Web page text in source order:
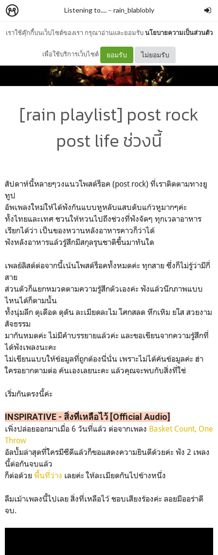
เราใช้คุ๊กกี้บนเว็บไซต์ของเรา กรุณาอ่านและยอมรับนโยบายความเป็นส่วนตัว
เพื่อใช้บริการเว็บไซต์ ยอมรับ ไม่ยอมรับ
Listening to....– rain_blablobly
[rain playlist] post rock
post life ช่วงนี้
สัปดาห์นี้หลายๆวงแนวโพสต์ร็อค (post rock) ที่เราติดตามทางยู
ทูป
อัพเพลงใหม่ให้ได้ฟังกันแบบหูหลับแสบดับแก้วหูมากๆค่ะ
ทั้งไทยและเทศ ชวนให้หวนไปถึงช่วงที่ฟังจัดๆ ทุกเวลาอาหาร
เรียกได้ว่า เป็นของหวานหลังอาหารคาวก็ว่าได้
ฟังหลังอาหารแล้วรู้สึกมีสกุลรุนชาติขึ้นมาทันใด
เพลย์ลิสต์ต่อจากนี้เน้นโพสต์ร็อคทั้งหมดค่ะ ทุกสาย ซึ่งก็ไม่รู้ว่ามีกี่
สาย
ส่วนตัวก็แยกหมวดตามความรู้สึกตัวเองค่ะ ฟังแล้วนึกภาพแบบ
ไหนได้ก็ตามนั้น
ทั้งนุ่มลึก ดุเดือด ดุดัน ละเมียดละไม โศกสลด หึกเหิม ยโส สวยงาม
สัจธรรม
มากันหมดค่ะ ไม่มีคำบรรยายแล้วค่ะ และขอเขียนจากความรู้สึกที่
ได้ฟังเพลงนะคะ
ไม่เขียนแบบให้ข้อมูลที่ถูกต้องนี่นั่น เพราะไม่ได้ค้นข้อมูลค่ะ ฮ่า
ใครอยากตามต่อ ค้นเองเลยนะคะ แล้วคุณจะพบกับสิ่งที่ใช่
เริ่มกันตรงนี้ค่ะ
INSPIRATIVE - สิ่งที่เหลือไว้ [Official Audio]
เพิ่งปล่อยออกมาเมื่อ 6 วันที่แล้ว ต่อจากเพลง Basket Count, One
Throw
อัลบั้มล่าสุดที่ใครมีซีดีแล้วก็ขอแสดงความยินดีด้วยค่ะ ฟัง 2 เพลง
นี้ต่อกันจบแล้ว
ก็ต่อด้วย พื้นที่ว่าง เลยค่ะ ให้ละเมียดกันไปข้างหนึ่ง
ลืมเม้าเพลงนี้ไปเลย สิ่งที่เหลือไว้ ชอบเสียงร้องค่ะ ลอยมีออร่าดี
จบ.